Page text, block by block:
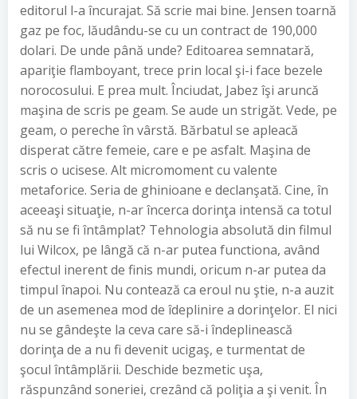
editorul l-a încurajat. Să scrie mai bine. Jensen toarnă
gaz pe foc, lăudându-se cu un contract de 190,000
dolari. De unde până unde? Editoarea semnatară,
apariţie flamboyant, trece prin local şi-i face bezele
norocosului. E prea mult. Înciudat, Jabez îşi aruncă
maşina de scris pe geam. Se aude un strigăt. Vede, pe
geam, o pereche în vârstă. Bărbatul se apleacă
disperat către femeie, care e pe asfalt. Maşina de
scris o ucisese. Alt micromoment cu valente
metaforice. Seria de ghinioane e declanşată. Cine, în
aceeaşi situaţie, n-ar încerca dorinţa intensă ca totul
să nu se fi întâmplat? Tehnologia absolută din filmul
lui Wilcox, pe lângă că n-ar putea functiona, având
efectul inerent de finis mundi, oricum n-ar putea da
timpul înapoi. Nu contează ca eroul nu ştie, n-a auzit
de un asemenea mod de îdeplinire a dorinţelor. El nici
nu se gândeşte la ceva care să-i îndeplinească
dorinţa de a nu fi devenit ucigaş, e turmentat de
şocul întâmplării. Deschide bezmetic uşa,
răspunzând soneriei, crezând că poliţia a şi venit. În